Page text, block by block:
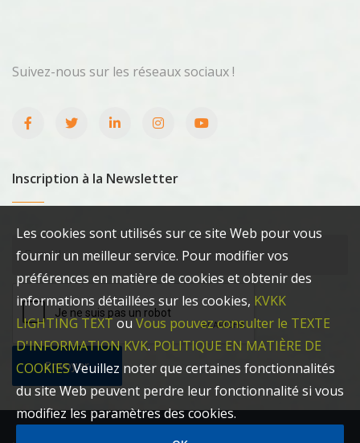
Suivez-nous sur les réseaux sociaux !
Inscription à la Newsletter
Envoyer
Les cookies sont utilisés sur ce site Web pour vous
fournir un meilleur service. Pour modifier vos
préférences en matière de cookies et obtenir des
informations détaillées sur les cookies, KVKK
LIGHTING TEXT ou Vous pouvez consulter le TEXTE
D'INFORMATION KVK. POLITIQUE EN MATIÈRE DE
COOKIESVeuillez noter que certaines fonctionnalités
du site Web peuvent perdre leur fonctionnalité si vous
modifiez les paramètres des cookies.